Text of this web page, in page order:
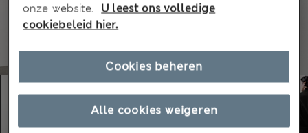
onze website.
U leest ons volledige
cookiebeleid hier.
Alle cookies weigeren
Cookies beheren